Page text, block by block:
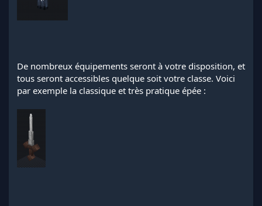
De nombreux équipements seront à votre disposition, et
tous seront accessibles quelque soit votre classe. Voici
par exemple la classique et très pratique épée :